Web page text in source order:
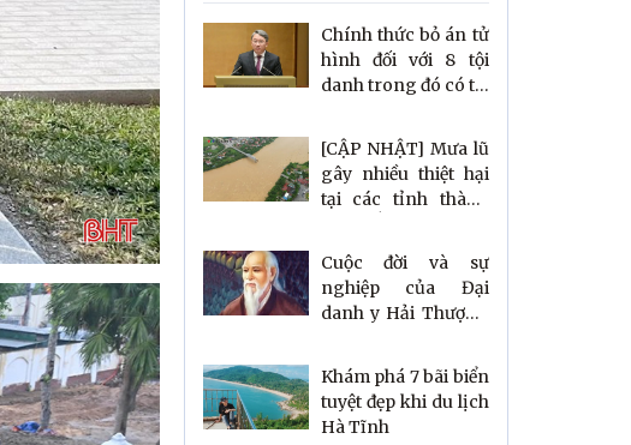
Chính thức bỏ án tử
hình đối với 8 tội
danh trong đó có tội
hối lộ
[CẬP NHẬT] Mưa lũ
gây nhiều thiệt hại
tại các tỉnh thành
Cuộc đời và sự
nghiệp của Đại
danh y Hải Thượng
Trác
Khám phá 7 bãi biển
tuyệt đẹp khi du lịch
Hà Tĩnh